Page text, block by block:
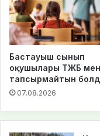
Бастауыш сынып
оқушылары ТЖБ
тапсырмайтын
07.08.2026